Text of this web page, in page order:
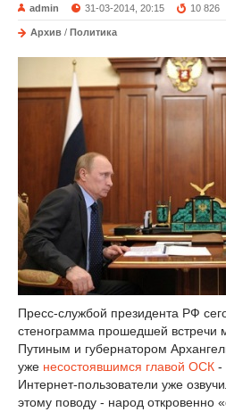
admin 31-03-2014, 20:15 10 826
Архив / Политика
Пресс-службой президента РФ
стенограмма прошедшей встречи
Путиным и губернатором
уже несостоявшимся главой ОСК -
Интернет-пользователи уже
этому поводу - народ откровенно